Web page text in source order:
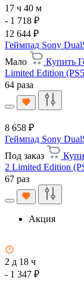
17 ч 40 м
- 1 718 ₽
12 644 ₽
Геймпад Sony
Мало
Купить
Limited Edition
64 раза
8 658 ₽
Геймпад Sony
Под заказ
2 Limited Edition
67 раз
Акция
2 д 18 ч
- 1 347 ₽